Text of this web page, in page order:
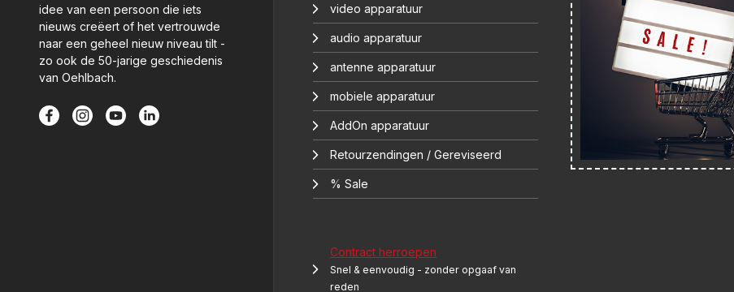
idee van een persoon die iets
nieuws creëert of het vertrouwde
naar een geheel nieuw niveau tilt -
zo ook de 50-jarige geschiedenis
van Oehlbach.
video apparatuur
audio apparatuur
antenne apparatuur
mobiele apparatuur
AddOn apparatuur
Retourzendingen / Gereviseerd
% Sale
Contract herroepen
Snel & eenvoudig - zonder opgaaf van
reden